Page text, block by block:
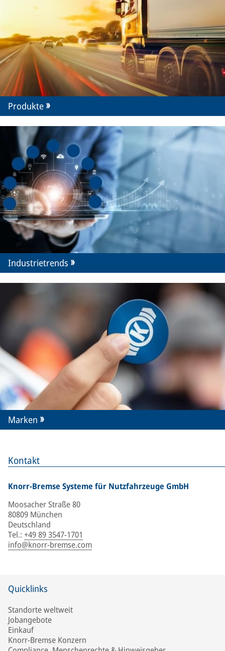
Kontakt
Knorr-Bremse Systeme für Nutzfahrzeuge GmbH
Moosacher Straße 80
80809 München
Deutschland
Tel.: +49 89 3547-1701
info@knorr-bremse.com
Produkte
Industrietrends
Marken
Quicklinks
Standorte weltweit
Jobangebote
Einkauf
Knorr-Bremse Konzern